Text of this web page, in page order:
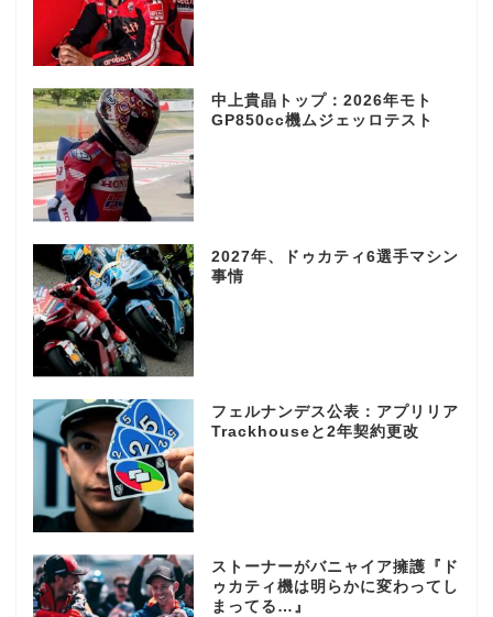
中上貴晶トップ：2026年モト
GP850cc機ムジェッロテスト
2027年、ドゥカティ6選手マシン
事情
フェルナンデス公表：アプリリア
Trackhouseと2年契約更改
ストーナーがバニャイア擁護『ド
ゥカティ機は明らかに変わってし
まってる…』